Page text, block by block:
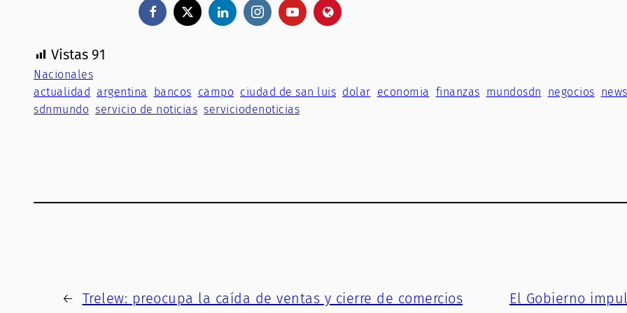
Vistas 91
Nacionales
actualidad
argentina bancos campo ciudad de san luis dolar economia finanzas mundosdn negocios news
sdnmundo servicio de noticias serviciodenoticias
← Trelew: preocupa la caída de ventas y cierre de comercios El Gobierno